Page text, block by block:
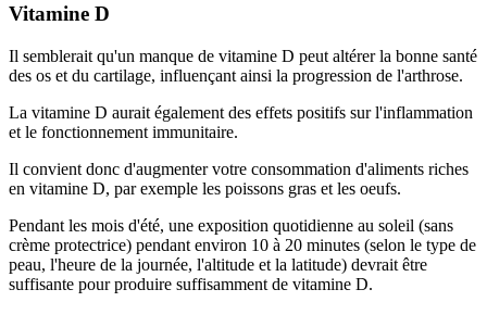
Vitamine D
Il semblerait qu'un manque de vitamine D peut altérer la bonne santé
des os et du cartilage, influençant ainsi la progression de l'arthrose.
La vitamine D aurait également des effets positifs sur l'inflammation
et le fonctionnement immunitaire.
Il convient donc d'augmenter votre consommation d'aliments riches
en vitamine D, par exemple les poissons gras et les oeufs.
Pendant les mois d'été, une exposition quotidienne au soleil (sans
crème protectrice) pendant environ 10 à 20 minutes (selon le type de
peau, l'heure de la journée, l'altitude et la latitude) devrait être
suffisante pour produire suffisamment de vitamine D.